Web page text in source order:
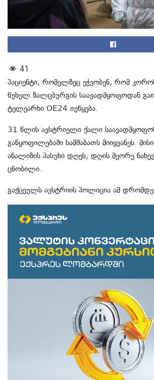
41
პაციენტი, რომელზეც ეჭვობენ, რომ
წუხელ ზალცბურგის საავადმყოფოდან
ტელეარხი OE24 იუწყება.
31 წლის ავსტრიელი ქალი
განყოფილებაში სამშაბათს მიიყვანეს.
ანალიზის პასუხი დღეს, დღის მეორე
ცნობილი.
გაქცეულს ავსტრიის პოლიცია ამ დრომდე